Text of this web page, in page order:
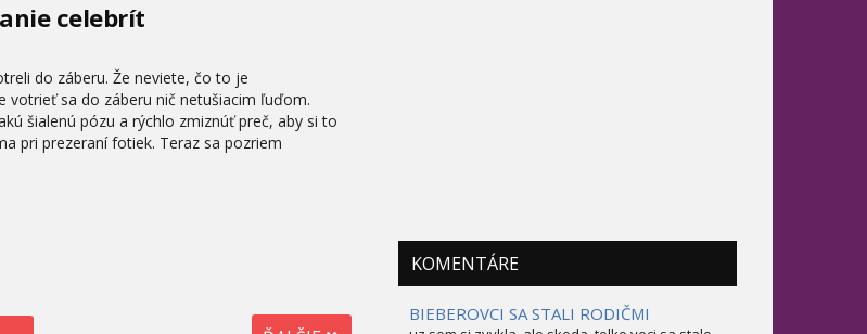
celebrít
do záberu. Že neviete, čo to je
votrieť sa do záberu nič netušiacim ľuďom.
šialenú pózu a rýchlo zmiznúť preč, aby si to
pri prezeraní fotiek. Teraz sa pozriem
KOMENTÁRE
BIEBEROVCI SA STALI RODIČMI